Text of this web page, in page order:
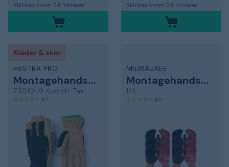
Skickas inom 24 timmar! Skickas inom 24 timmar!
Kläder & skor
HESTRA PRO
Montagehandske
73010-9 Kobolt Tan
4,7
MILWAUKEE
Montagehandske
1/A
4,9